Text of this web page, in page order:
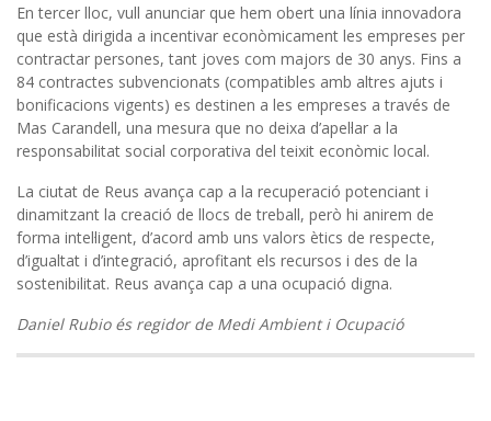
En tercer lloc, vull anunciar que hem obert una línia innovadora
que està dirigida a incentivar econòmicament les empreses per
contractar persones, tant joves com majors de 30 anys. Fins a
84 contractes subvencionats (compatibles amb altres ajuts i
bonificacions vigents) es destinen a les empreses a través de
Mas Carandell, una mesura que no deixa d’apel·lar a la
responsabilitat social corporativa del teixit econòmic local.
La ciutat de Reus avança cap a la recuperació potenciant i
dinamitzant la creació de llocs de treball, però hi anirem de
forma intel·ligent, d’acord amb uns valors ètics de respecte,
d’igualtat i d’integració, aprofitant els recursos i des de la
sostenibilitat. Reus avança cap a una ocupació digna.
Daniel Rubio és regidor de Medi Ambient i Ocupació